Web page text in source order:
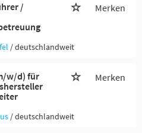
/
Merken
/ deutschlandweit
w/d) für
Merken
/ deutschlandweit